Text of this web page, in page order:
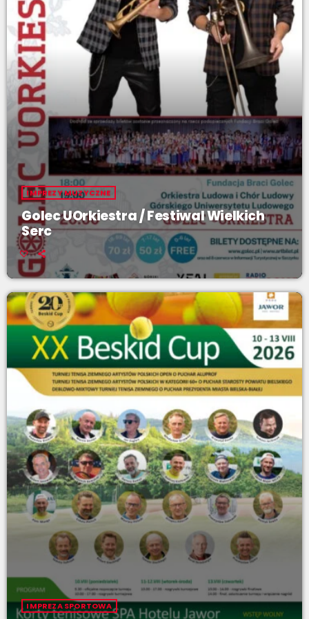
IMPREZY MUZYCZNE
Golec UOrkiestra / Festiwal Wielkich
Serc
IMPREZA SPORTOWA